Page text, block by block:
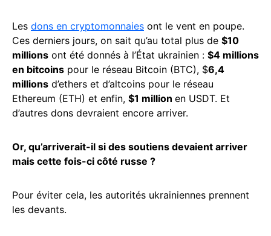
Les dons en cryptomonnaies ont le vent en poupe.
Ces derniers jours, on sait qu’au total plus de $10
millions ont été donnés à l’État ukrainien : $4 millions
en bitcoins pour le réseau Bitcoin (BTC), $6,4
millions d’ethers et d’altcoins pour le réseau
Ethereum (ETH) et enfin, $1 million en USDT. Et
d’autres dons devraient encore arriver.
Or, qu’arriverait-il si des soutiens devaient arriver
mais cette fois-ci côté russe ?
Pour éviter cela, les autorités ukrainiennes prennent
les devants.